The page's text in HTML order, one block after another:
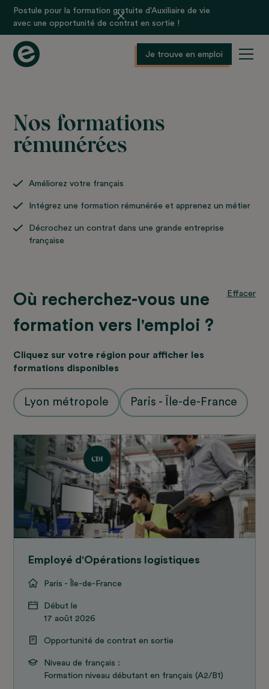
Postule pour la formation gratuite d'Auxiliaire de vie
avec une opportunité de contrat en sortie !
Je trouve en emploi
Nos formations
rémunérées
Améliorez votre français
Intégrez une formation rémunérée et apprenez un métier
Décrochez un contrat dans une grande entreprise
française
Où recherchez-vous une
formation vers l'emploi ?
Effacer
Cliquez sur votre région pour afficher les
formations disponibles
Lyon métropole Paris - Île-de-France
Employé d'Opérations logistiques
Paris - Île-de-France
Début le
17 août 2026
Opportunité de contrat en sortie
Niveau de français :
Formation niveau débutant en français (A2/B1)